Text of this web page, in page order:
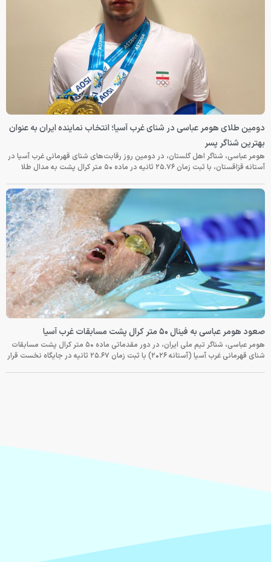
دومین طلای هومر عباسی در شنای غرب آسیا؛ انتخاب نماینده ایران به عنوان
بهترین شناگر پسر
هومر عباسی، شناگر اهل گلستان، در دومین روز رقابت‌های شنای قهرمانی غرب آسیا در
آستانه قزاقستان، با ثبت زمان ۲۵.۷۶ ثانیه در ماده ۵۰ متر کرال پشت به مدال طلا
صعود هومر عباسی به فینال ۵۰ متر کرال پشت مسابقات غرب آسیا
هومر عباسی، شناگر تیم ملی ایران، در دور مقدماتی ماده ۵۰ متر کرال پشت مسابقات
شنای قهرمانی غرب آسیا (آستانه ۲۰۲۶) با ثبت زمان ۲۵.۶۷ ثانیه در جایگاه نخست قرار